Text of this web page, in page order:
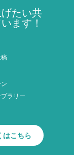
たい共
ます！
ラリー
はこちら